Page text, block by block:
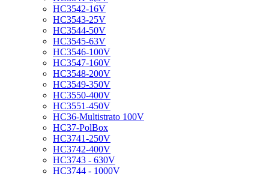
HC3542-16V
HC3543-25V
HC3544-50V
HC3545-63V
HC3546-100V
HC3547-160V
HC3548-200V
HC3549-350V
HC3550-400V
HC3551-450V
HC36-Multistrato 100V
HC37-PolBox
HC3741-250V
HC3742-400V
HC3743 - 630V
HC3744 - 1000V